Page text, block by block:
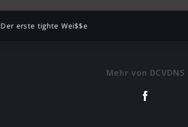
Der erste tighte Wei$$e
Mehr von DCVDNS